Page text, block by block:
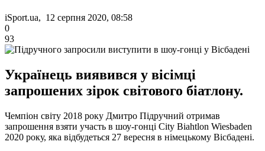
iSport.ua, 12 серпня 2020, 08:58
0
93
Українець виявився у вісімці
запрошених зірок світового біатлону.
Чемпіон світу 2018 року Дмитро Підручний отримав
запрошення взяти участь в шоу-гонці City Biahtlon Wiesbaden
2020 року, яка відбудеться 27 вересня в німецькому Вісбадені.